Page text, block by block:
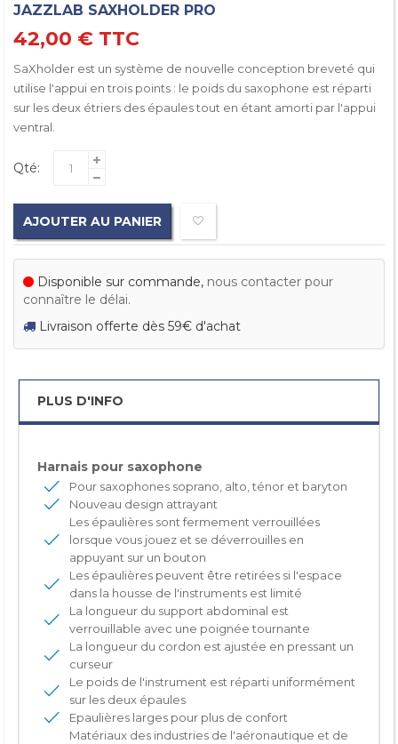
JAZZLAB SAXHOLDER PRO
42,00 € TTC
SaXholder est un système de nouvelle conception breveté qui
utilise l'appui en trois points : le poids du saxophone est réparti
sur les deux étriers des épaules tout en étant amorti par l'appui
ventral.
Qté:
AJOUTER AU PANIER
Disponible sur commande, nous contacter pour
connaître le délai.
Livraison offerte dès 59€ d'achat
PLUS D'INFO
Harnais pour saxophone
Pour saxophones soprano, alto, ténor et baryton
Nouveau design attrayant
Les épaulières sont fermement verrouillées
lorsque vous jouez et se déverrouilles en
appuyant sur un bouton
Les épaulières peuvent être retirées si l'espace
dans la housse de l'instruments est limité
La longueur du support abdominal est
verrouillable avec une poignée tournante
La longueur du cordon est ajustée en pressant un
curseur
Le poids de l'instrument est réparti uniformément
sur les deux épaules
Epaulières larges pour plus de confort
Matériaux des industries de l'aéronautique et de